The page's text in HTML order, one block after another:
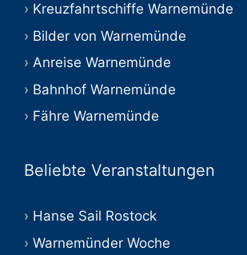
Kreuzfahrtschiffe Warnemünde
Bilder von Warnemünde
Anreise Warnemünde
Bahnhof Warnemünde
Fähre Warnemünde
Beliebte Veranstaltungen
Hanse Sail Rostock
Warnemünder Woche